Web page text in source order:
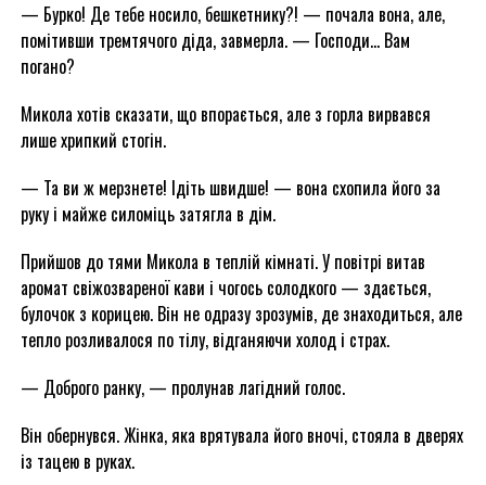
— Бурко! Де тебе носило, бешкетнику?! — почала вона, але,
помітивши тремтячого діда, завмерла. — Господи… Вам
погано?
Микола хотів сказати, що впорається, але з горла вирвався
лише хрипкий стогін.
— Та ви ж мерзнете! Ідіть швидше! — вона схопила його за
руку і майже силоміць затягла в дім.
Прийшов до тями Микола в теплій кімнаті. У повітрі витав
аромат свіжозвареної кави і чогось солодкого — здається,
булочок з корицею. Він не одразу зрозумів, де знаходиться, але
тепло розливалося по тілу, відганяючи холод і страх.
— Доброго ранку, — пролунав лагідний голос.
Він обернувся. Жінка, яка врятувала його вночі, стояла в дверях
із тацею в руках.